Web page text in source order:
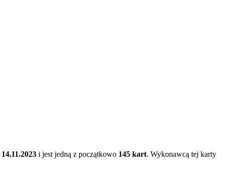
14.11.2023 i jest jedną z początkowo 145 kart. Wykonawcą tej karty